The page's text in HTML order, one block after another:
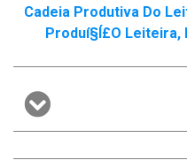
Cadeia Produtiva Do
Produí§í£o Leiteira,